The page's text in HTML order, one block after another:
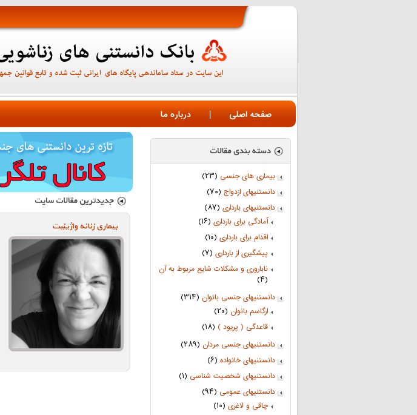
صفحه اصلی | درباره ما
بیماری های جنسی (۲۳)
دانستنیهای ازدواج (۷۰)
دانستنیهای بارداری (۸۷)
آمادگی برای بارداری (۱۶)
اقدام برای بارداری (۱۰)
پیشگیری از بارداری (۷)
ناباروری و مشکلات شایع مربوط به آن
(۴)
دانستنیهای جنسی بانوان (۳۱۴)
ارگاسم بانوان (۲۰)
قاعدگی ( پریود ) (۱۸)
دانستنیهای جنسی مردان (۲۸۹)
دانستنیهای خانواده (۶)
دانستنیهای شخصیت شناسی (۱)
دانستنیهای عمومی (۹۴)
چاقی و لاغری (۱۰)
بیماری زنانه واژینیت